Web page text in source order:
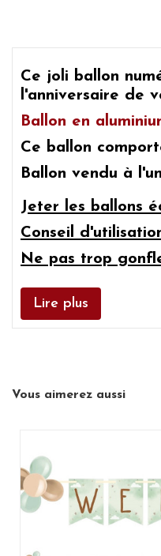
Ce joli ballon
l'anniversaire de
Ballon en
Ce ballon
Ballon vendu à
Jeter les ballons
Conseil
Ne pas trop
Lire plus
Vous aimerez aussi